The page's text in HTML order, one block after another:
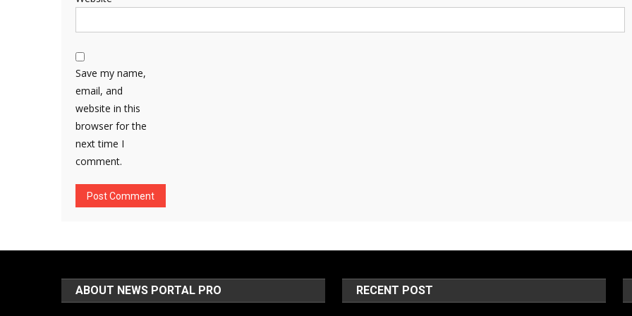
Save my name,
email, and
website in this
browser for the
next time I
comment.
ABOUT NEWS PORTAL PRO RECENT POST